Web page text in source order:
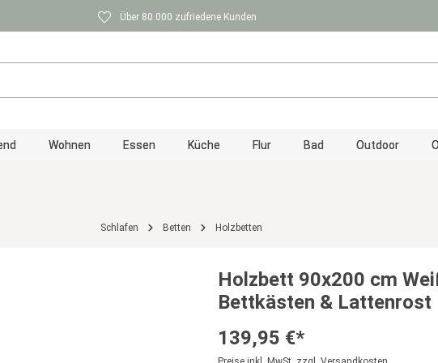
Über 80.000 zufriedene Kunden
Wohnen Essen Küche Flur Bad Outdoor
Schlafen Betten Holzbetten
Holzbett 90x200 cm
Bettkästen & Lattenrost
139,95 €*